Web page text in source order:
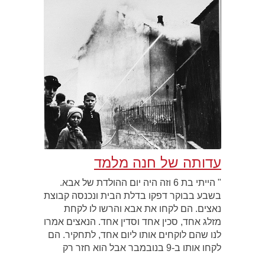
עדותה של חנה מלמד
" הייתי בת 6 וזה היה יום ההולדת של אבא.
בשבע בבוקר דפקו בדלת הבית ונכנסה קבוצת
נאצים. הם לקחו את אבא והרשו לו לקחת
מזלג אחד, סכין אחד וסדין אחד. הנאצים אמרו
לנו שהם לוקחים אותו ליום אחד, לתחקיר. הם
לקחו אותו ב-9 בנובמבר אבל הוא חזר רק